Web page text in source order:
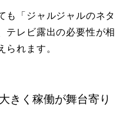
も「ジャルジャルのネタ
テレビ露出の必要性が相
られます。
きく稼働が舞台寄り